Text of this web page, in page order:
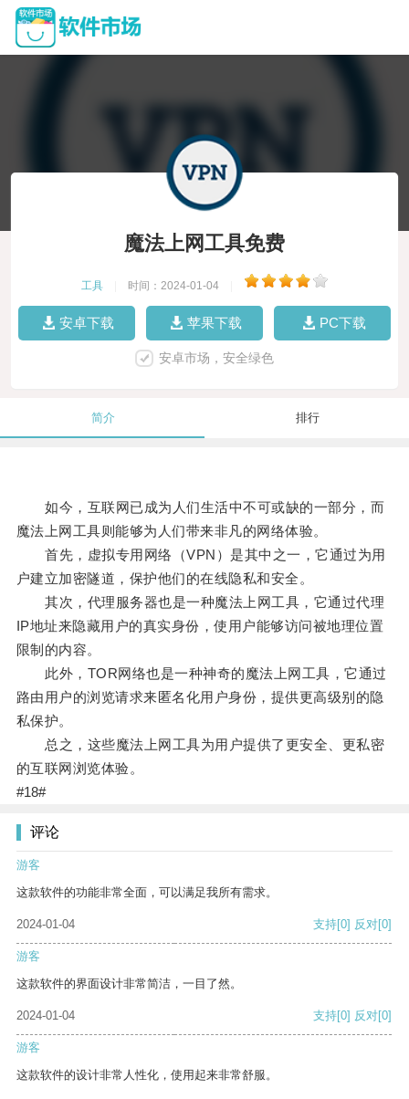
魔法上网工具免费
工具 时间：2024-01-04
安卓下载 苹果下载 PC下载
安卓市场，安全绿色
简介 排行
如今，互联网已成为人们生活中不可或缺的一部分，而
魔法上网工具则能够为人们带来非凡的网络体验。
首先，虚拟专用网络（VPN）是其中之一，它通过为用
户建立加密隧道，保护他们的在线隐私和安全。
其次，代理服务器也是一种魔法上网工具，它通过代理
IP地址来隐藏用户的真实身份，使用户能够访问被地理位置
限制的内容。
此外，TOR网络也是一种神奇的魔法上网工具，它通过
路由用户的浏览请求来匿名化用户身份，提供更高级别的隐
私保护。
总之，这些魔法上网工具为用户提供了更安全、更私密
的互联网浏览体验。
#18#
评论
游客
这款软件的功能非常全面，可以满足我所有需求。
2024-01-04 支持[0] 反对[0]
游客
这款软件的界面设计非常简洁，一目了然。
2024-01-04 支持[0] 反对[0]
游客
这款软件的设计非常人性化，使用起来非常舒服。